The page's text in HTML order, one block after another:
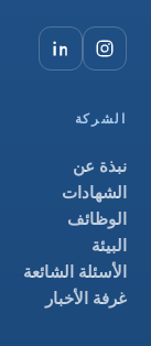
الشركة
نبذة عن
الشهادات
الوظائف
البيئة
الأسئلة الشائعة
غرفة الأخبار